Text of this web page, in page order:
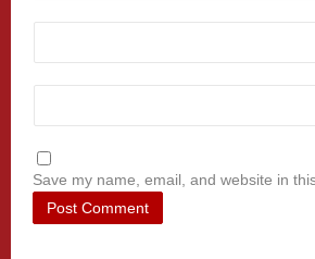
Save my name, email, and website in